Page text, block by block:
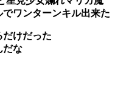
ワンターンキル出来た
けだった
だな